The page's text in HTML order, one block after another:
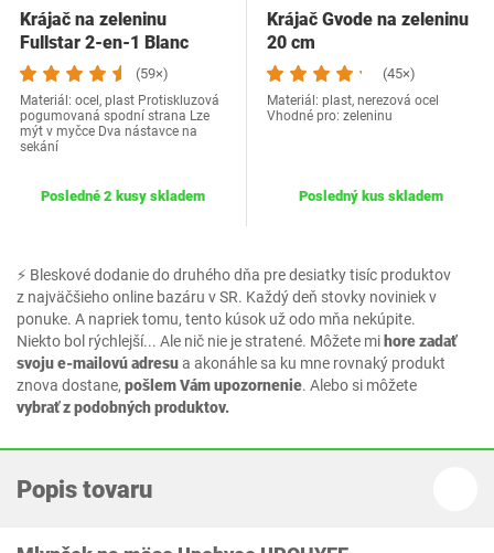
⚡ Bleskové dodanie do druhého dňa pre desiatky tisíc produktov
z najväčšieho online bazáru v SR. Každý deň stovky noviniek v
ponuke. A napriek tomu, tento kúsok už odo mňa nekúpite.
Niekto bol rýchlejší... Ale nič nie je stratené. Môžete mihore zadať
svoju e-mailovú adresua akonáhle sa ku mne rovnaký produkt
znova dostane, pošlem Vám upozornenie. Alebo si môžete
vybrať z podobných produktov.
Krájač na zeleninu
Fullstar 2-en-1 Blanc
(59×)
Materiál: ocel, plast Protiskluzová
pogumovaná spodní strana Lze
mýt v myčce Dva nástavce na
sekání
Posledné 2 kusy skladem
Krájač Gvode na zeleninu
20 cm
(45×)
Materiál: plast, nerezová ocel
Vhodné pro: zeleninu
Posledný kus skladem
Popis tovaru